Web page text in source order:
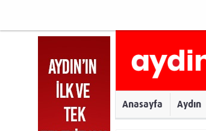
Anasayfa Aydın